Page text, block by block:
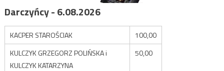
Darczyńcy - 6.08.2026
KACPER STAROŚCIAK
100,00
KULCZYK GRZEGORZ POLIŃSKA i
KULCZYK KATARZYNA
50,00